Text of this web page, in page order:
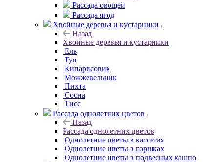
Рассада овощей
Рассада ягод
Хвойные деревья и кустарники
Назад
Хвойные деревья и кустарники
Ель
Туя
Кипарисовик
Можжевельник
Пихта
Сосна
Тисc
Рассада однолетних цветов
Назад
Рассада однолетних цветов
Однолетние цветы в кассетах
Однолетние цветы в горшках
Однолетние цветы в подвесных кашпо